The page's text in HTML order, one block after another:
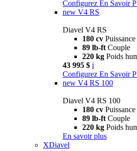
Configurez En Savoir
new V4 RS
Diavel V4 RS
180 cv Puissance
89 lb-ft Couple
220 kg Poids
43 995 $ i
Configurez En Savoir
new V4 RS 100
Diavel V4 RS 100
180 cv Puissance
89 lb-ft Couple
220 kg Poids
En savoir plus
XDiavel